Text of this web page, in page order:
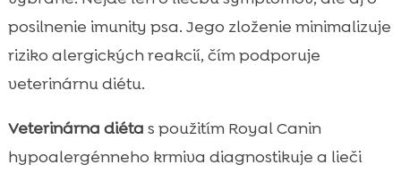
posilnenie imunity psa. Jego zloženie minimalizuje
riziko alergických reakcií, čím podporuje
veterinárnu diétu.
Veterinárna diéta s použitím Royal Canin
hypoalergénneho krmiva diagnostikuje a lieči